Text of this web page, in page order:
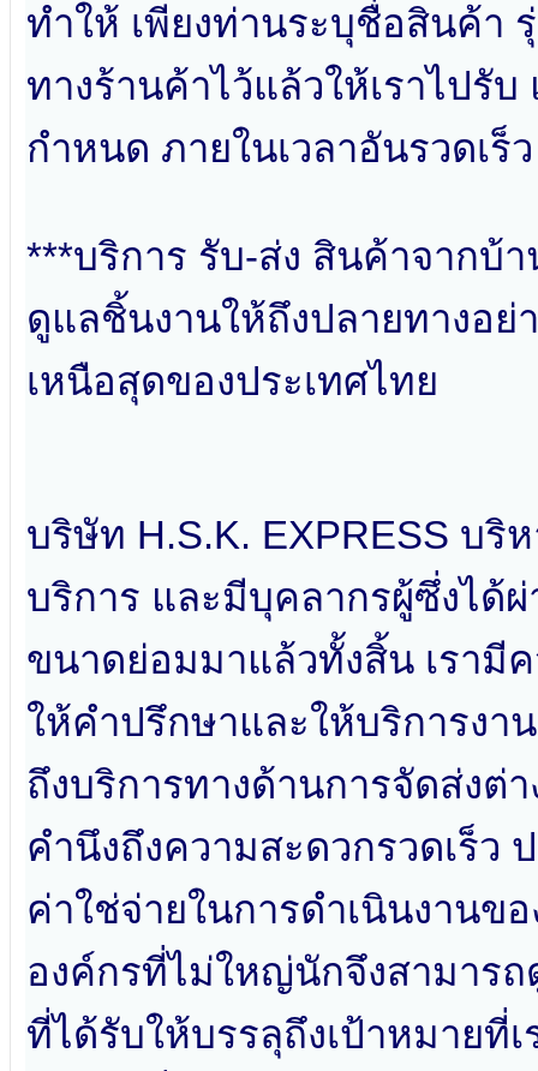
ทำให้ เพียงท่านระบุชื่อสินค้า
ทางร้านค้าไว้แล้วให้เราไปรั
กำหนด ภายในเวลาอันรวดเร็ว
***บริการ รับ-ส่ง สินค้าจากบ้
ดูแลชิ้นงานให้ถึงปลายทางอ
เหนือสุดของประเทศไทย
บริษัท H.S.K. EXPRESS บริ
บริการ และมีบุคลากรผู้ซึ่งได้
ขนาดย่อมมาแล้วทั้งสิ้น เรามี
ให้คำปรึกษาและให้บริการงา
ถึงบริการทางด้านการจัดส่งต่
คำนึงถึงความสะดวกรวดเร็ว
ค่าใช่จ่ายในการดำเนินงานข
องค์กรที่ไม่ใหญ่นักจึงสามาร
ที่ได้รับให้บรรลุถึงเป้าหมายที่